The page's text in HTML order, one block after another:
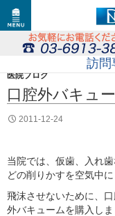
訪問
医院ブログ
口腔外バキュ
2011-12-24
当院では、仮歯、入れ歯
どの削りかすを空気中に
飛沫させないために、
外バキュームを購入しま